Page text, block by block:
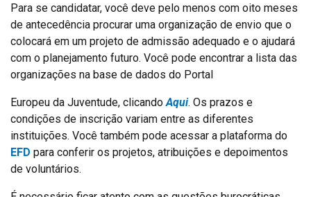
Para se candidatar, você deve pelo menos com oito meses
de antecedência procurar uma organização de envio que o
colocará em um projeto de admissão adequado e o ajudará
com o planejamento futuro. Você pode encontrar a lista das
organizações na base de dados do Portal
Europeu da Juventude, clicandoAqui. Os prazos e
condições de inscrição variam entre as diferentes
instituições. Você também pode acessar a plataforma do
EFD para conferir os projetos, atribuições e depoimentos
de voluntários.